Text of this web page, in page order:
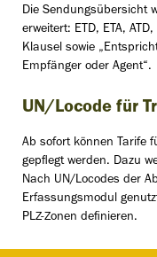
Die Sendungsübersicht
erweitert: ETD, ETA,
Klausel sowie
Empfänger oder Agent“.
UN/Locode für
Ab sofort können Tarife
gepflegt werden. Dazu
Nach UN/Locodes der
Erfassungsmodul
PLZ-Zonen definieren.